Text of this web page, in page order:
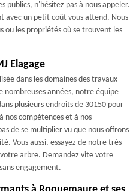
publics, n'hésitez pas à nous appeler.
avec un petit coût vous attend. Nous
ou les propriétés où se trouvent les
Elagage
dans les domaines des travaux
nombreuses années, notre équipe
plusieurs endroits de 30150 pour
nos compétences et à nos
de se multiplier vu que nous offrons
Vous aussi, essayez de notre très
arbre. Demandez vite votre
engagement.